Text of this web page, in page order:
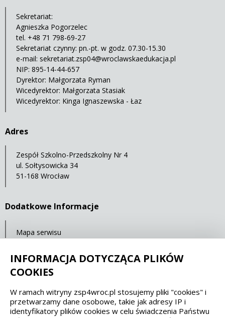
Sekretariat:
Agnieszka Pogorzelec
tel. +48 71 798-69-27
Sekretariat czynny: pn.-pt. w godz. 07.30-15.30
e-mail: sekretariat.zsp04@wroclawskaedukacja.pl
NIP: 895-14-44-657
Dyrektor: Małgorzata Ryman
Wicedyrektor: Małgorzata Stasiak
Wicedyrektor: Kinga Ignaszewska - Łaz
Adres
Zespół Szkolno-Przedszkolny Nr 4
ul. Sołtysowicka 34
51-168 Wrocław
Dodatkowe Informacje
Mapa serwisu
Spełniamy standardy dostępności oraz W3C
WCAG 2.1 SECTION 508 EAA/EN 301549
INFORMACJA DOTYCZĄCA PLIKÓW
COOKIES
W ramach witryny zsp4wroc.pl stosujemy pliki "cookies" i
przetwarzamy dane osobowe, takie jak adresy IP i
identyfikatory plików cookies w celu świadczenia Państwu